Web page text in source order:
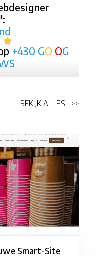
+430 GO OG
BEKIJK ALLES >>
Smart-Site